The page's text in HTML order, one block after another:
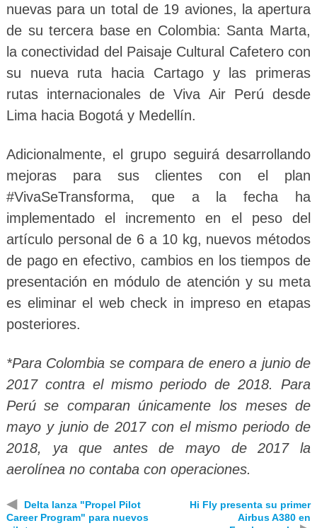
nuevas para un total de 19 aviones, la apertura
de su tercera base en Colombia: Santa Marta,
la conectividad del Paisaje Cultural Cafetero con
su nueva ruta hacia Cartago y las primeras
rutas internacionales de Viva Air Perú desde
Lima hacia Bogotá y Medellín.
Adicionalmente, el grupo seguirá desarrollando
mejoras para sus clientes con el plan
#VivaSeTransforma, que a la fecha ha
implementado el incremento en el peso del
artículo personal de 6 a 10 kg, nuevos métodos
de pago en efectivo, cambios en los tiempos de
presentación en módulo de atención y su meta
es eliminar el web check in impreso en etapas
posteriores.
*Para Colombia se compara de enero a junio de
2017 contra el mismo periodo de 2018. Para
Perú se comparan únicamente los meses de
mayo y junio de 2017 con el mismo periodo de
2018, ya que antes de mayo de 2017 la
aerolínea no contaba con operaciones.
◀
Delta lanza "Propel Pilot
Career Program" para nuevos
Hi Fly presenta su primer
Airbus A380 en